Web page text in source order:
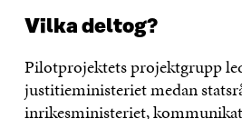
Vilka deltog?
Pilotprojektets projektgrupp
justitieministeriet medan
inrikesministeriet,